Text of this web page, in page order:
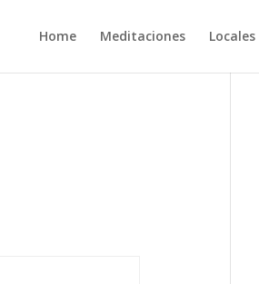
Home Meditaciones Locales